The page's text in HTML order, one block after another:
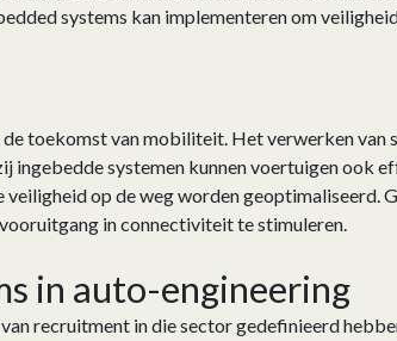
systems kan implementeren om
toekomst van mobiliteit. Het verwerken van
ingebedde systemen kunnen voertuigen ook
op de weg worden geoptimaliseerd.
in connectiviteit te stimuleren.
in auto-engineering
recruitment in die sector gedefinieerd